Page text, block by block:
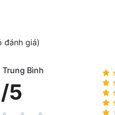
đánh giá)
Bình
5